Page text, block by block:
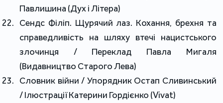
Павлишина (Дух і Літера)
Сендс Філіп. Щурячий лаз. Кохання, брехня та
справедливість на шляху втечі нацистського
злочинця / Переклад Павла Мигаля
(Видавництво Старого Лева)
Словник війни / Упорядник Остап Сливинський
/ Ілюстрації Катерини Гордієнко (Vivat)